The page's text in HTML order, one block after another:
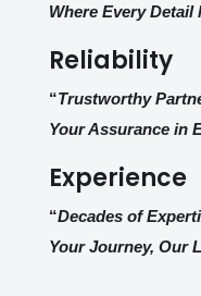
Where Every Detail
Reliability
“Trustworthy
Your Assurance in
Experience
“Decades of
Your Journey, Our